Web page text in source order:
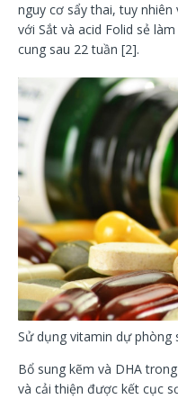
nguy cơ sẩy thai, tuy
với Sắt và acid Folid sẻ
cung sau 22 tuần [2].
Sử dụng vitamin dự phòng
Bổ sung kẽm và DHA
và cải thiện được kết cục